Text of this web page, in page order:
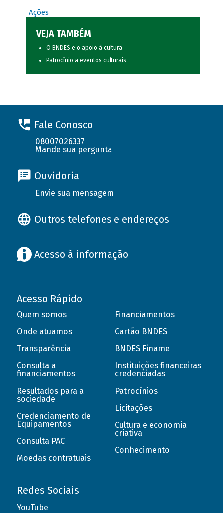
Ações
VEJA TAMBÉM
O BNDES e o apoio à cultura
Patrocínio a eventos culturais
Fale Conosco
08007026337
Mande sua pergunta
Ouvidoria
Envie sua mensagem
Outros telefones e endereços
Acesso à informação
Acesso Rápido
Quem somos
Onde atuamos
Transparência
Consulta a
financiamentos
Resultados para a
sociedade
Credenciamento de
Equipamentos
Consulta PAC
Moedas contratuais
Financiamentos
Cartão BNDES
BNDES Finame
Instituições financeiras
credenciadas
Patrocínios
Licitações
Cultura e economia
criativa
Conhecimento
Redes Sociais
YouTube